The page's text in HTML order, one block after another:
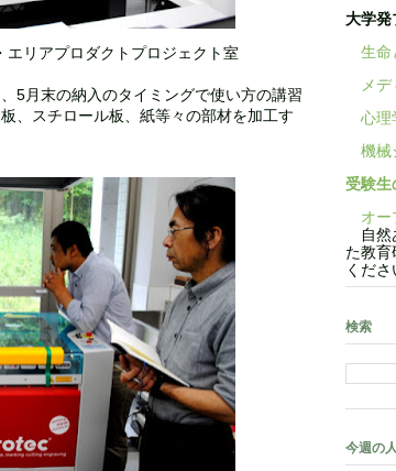
エリアプロダクトプロジェクト室
5月末の納入のタイミングで使い方の講習
、スチロール板、紙等々の部材を加工す
大学発
生命
メデ
心理
機械
受験生
オー
自然
た教育
くださ
検索
今週の